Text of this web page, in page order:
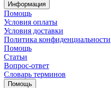
Информация
Помощь
Условия оплаты
Условия доставки
Политика конфиденциальности
Помощь
Статьи
Вопрос-ответ
Словарь терминов
Помощь